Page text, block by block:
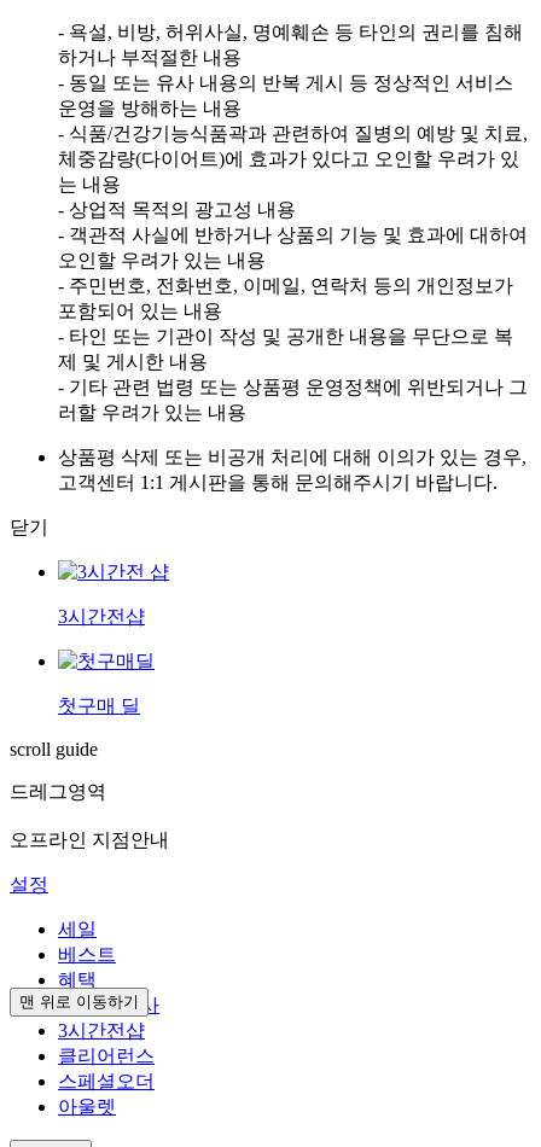
맨 위로 이동하기
- 욕설, 비방, 허위사실, 명예훼손 등 타인의 권리를 침해
하거나 부적절한 내용
- 동일 또는 유사 내용의 반복 게시 등 정상적인 서비스
운영을 방해하는 내용
- 식품/건강기능식품곽과 관련하여 질병의 예방 및 치료,
체중감량(다이어트)에 효과가 있다고 오인할 우려가 있
는 내용
- 상업적 목적의 광고성 내용
- 객관적 사실에 반하거나 상품의 기능 및 효과에 대하여
오인할 우려가 있는 내용
- 주민번호, 전화번호, 이메일, 연락처 등의 개인정보가
포함되어 있는 내용
- 타인 또는 기관이 작성 및 공개한 내용을 무단으로 복
제 및 게시한 내용
- 기타 관련 법령 또는 상품평 운영정책에 위반되거나 그
러할 우려가 있는 내용
상품평 삭제 또는 비공개 처리에 대해 이의가 있는 경우,
고객센터 1:1 게시판을 통해 문의해주시기 바랍니다.
닫기
3시간전샵
첫구매 딜
scroll guide
드레그영역
오프라인 지점안내
설정
세일
베스트
혜택
브랜드 행사
3시간전샵
클리어런스
스페셜오더
아울렛